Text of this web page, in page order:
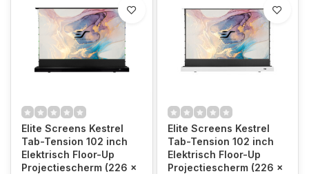
Elite Screens Kestrel
Tab-Tension 102 inch
Elektrisch Floor-Up
Projectiescherm (226 x
Elite Screens Kestrel
Tab-Tension 102 inch
Elektrisch Floor-Up
Projectiescherm (226 x